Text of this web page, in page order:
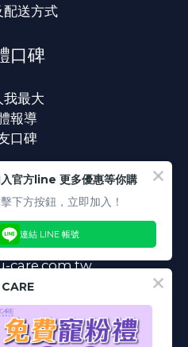
配送方式
口碑
我最大
報導
口碑
我們
233-233
國定假日除外)
care.com.tw
@ucare
美麗粉專
官方line 更多優惠等你購
下方按鈕，立即加入！
連結 LINE 帳號